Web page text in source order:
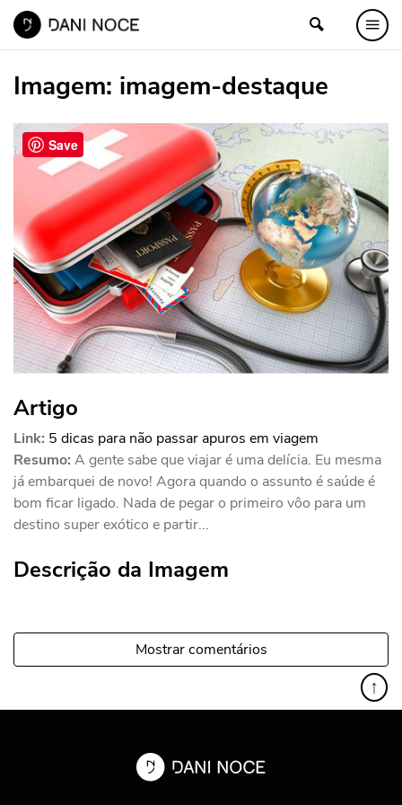
Imagem: imagem-destaque
Artigo
Link: 5 dicas para não passar apuros em viagem
Resumo: A gente sabe que viajar é uma delícia. Eu mesma
já embarquei de novo! Agora quando o assunto é saúde é
bom ficar ligado. Nada de pegar o primeiro vôo para um
destino super exótico e partir...
Descrição da Imagem
Mostrar comentários
↑
Save